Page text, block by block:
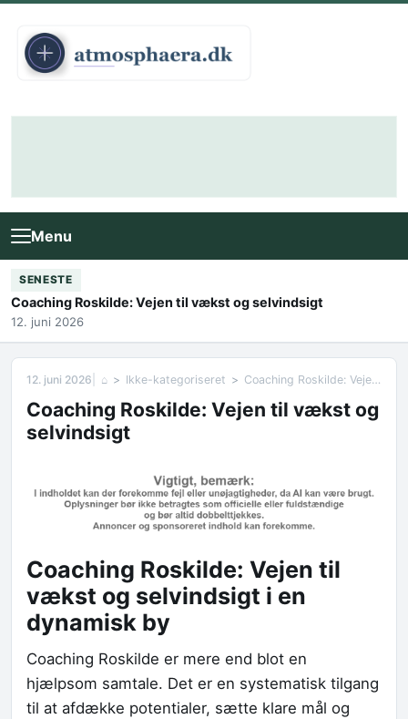
Menu
SENESTE
Coaching Roskilde: Vejen til vækst og selvindsigt
12. juni 2026
12. juni 2026 ⌂ Ikke-kategoriseret Coaching Roskilde: Vejen til vækst og selvindsigt
Coaching Roskilde: Vejen til vækst og
selvindsigt
Coaching Roskilde: Vejen til
vækst og selvindsigt i en
dynamisk by
Coaching Roskilde er mere end blot en
hjælpsom samtale. Det er en systematisk tilgang
til at afdække potentialer, sætte klare mål og